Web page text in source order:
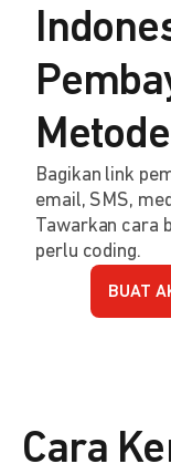
Bagikan link
email, SMS,
Tawarkan cara
perlu coding.
BUAT
Cara